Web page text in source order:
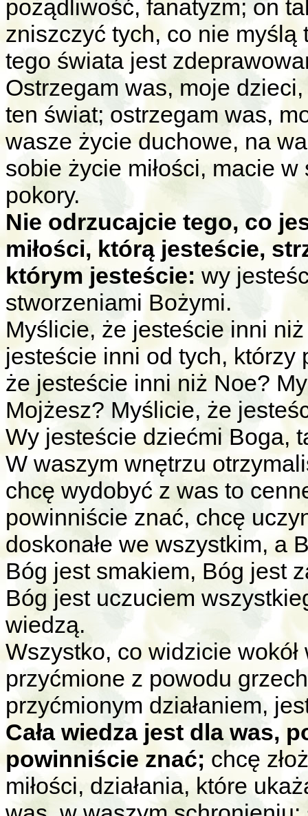
pożądliwość, fanatyzm; on
zniszczyć tych, co nie
tego świata jest
Ostrzegam was, moje
ten świat; ostrzegam was,
wasze życie duchowe, na
sobie życie miłości, macie
pokory.
Nie odrzucajcie tego, co
miłości, którą jesteście,
którym jesteście: wy
stworzeniami Bożymi.
Myślicie, że jesteście inni
jesteście inni od tych,
że jesteście inni niż Noe?
Mojżesz? Myślicie, że
Wy jesteście dziećmi Boga,
W waszym wnętrzu
chcę wydobyć z was to
powinniście znać, chcę
doskonałe we wszystkim, a
Bóg jest smakiem, Bóg jest
Bóg jest uczuciem
wiedzą.
Wszystko, co widzicie
przyćmione z powodu
przyćmionym działaniem,
Cała wiedza jest dla was,
powinniście znać; chcę
miłości, działania, które